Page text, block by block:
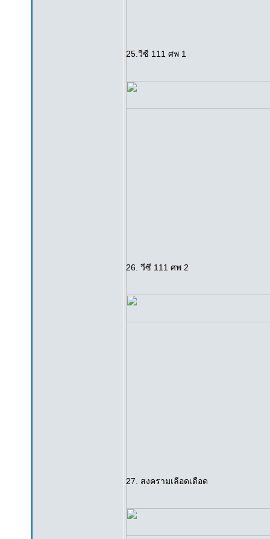
25.วีซี 111 ศพ 1
26. วีซี 111 ศพ 2
27. สงครามเลือดเดือด